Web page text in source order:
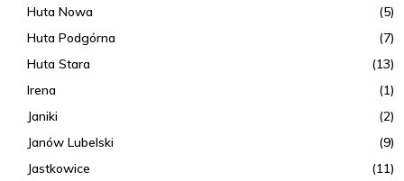
Huta Nowa
(5)
Huta Podgórna
(7)
Huta Stara
(13)
Irena
(1)
Janiki
(2)
Janów Lubelski
(9)
Jastkowice
(11)